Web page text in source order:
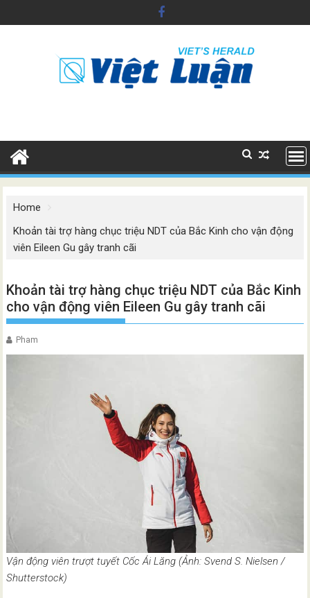
to
Home
Khoản tài trợ hàng chục triệu NDT của Bắc Kinh cho vận động
viên Eileen Gu gây tranh cãi
Khoản tài trợ hàng chục triệu NDT của Bắc Kinh
cho vận động viên Eileen Gu gây tranh cãi
Pham
Vận động viên trượt tuyết Cốc Ái Lăng (Ảnh: Svend S. Nielsen /
Shutterstock)